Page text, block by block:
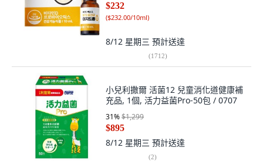
$232
($232.00/10ml)
8/12 星期三 預計送達
(1712)
小兒利撒爾 活菌12 兒童消化道健康補
充品, 1個, 活力益菌Pro-50包 / 0707
31%$1,299
$895
8/12 星期三 預計送達
(2)